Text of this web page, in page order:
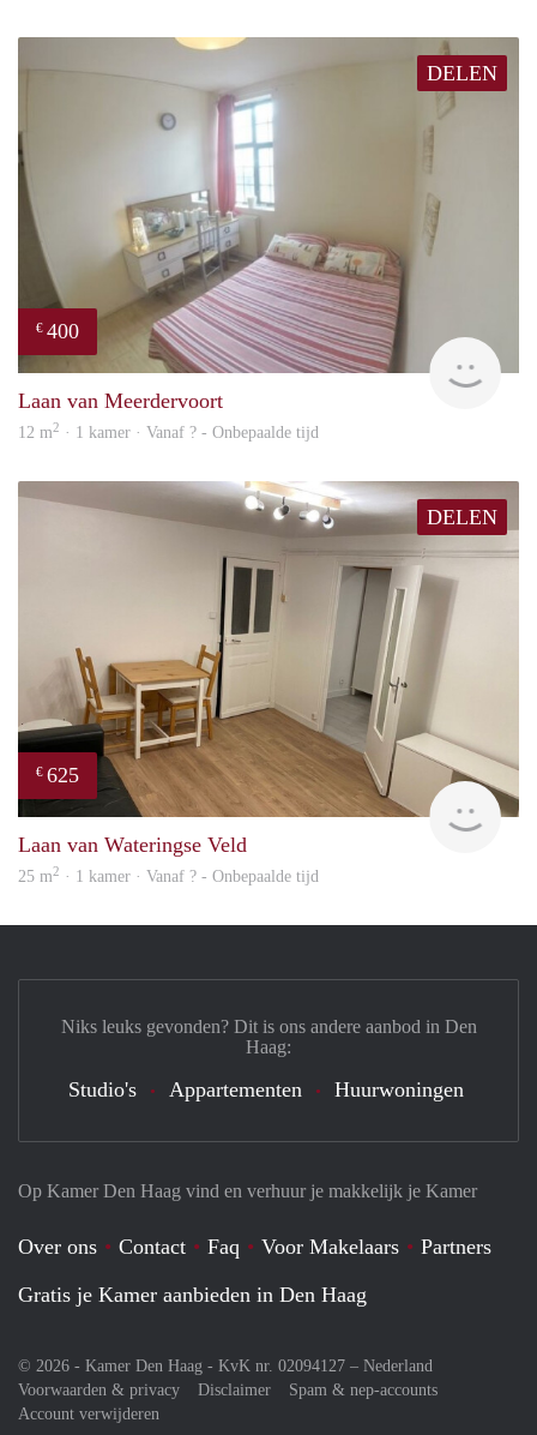
DELEN
€ 400
Laan van Meerdervoort
12 m2 · 1 kamer · Vanaf ? - Onbepaalde tijd
DELEN
€ 625
Laan van Wateringse Veld
25 m2 · 1 kamer · Vanaf ? - Onbepaalde tijd
Op Kamer Den Haag vind en verhuur je makkelijk je Kamer
Over ons Contact Faq Voor Makelaars
Partners
Gratis je Kamer aanbieden in Den Haag
© 2026 - Kamer Den Haag - KvK nr. 02094127 – Nederland
Voorwaarden & privacy
Disclaimer
Spam & nep-accounts
Account verwijderen
Niks leuks gevonden? Dit is ons andere aanbod in Den
Haag:
Studio's Appartementen Huurwoningen